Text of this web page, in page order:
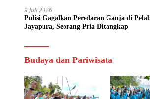
9 Juli 2026
Polisi Gagalkan Peredaran Ganja di
Jayapura, Seorang Pria Ditangkap
Budaya dan Pariwisata